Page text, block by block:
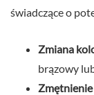
świadczące o
Zmiana
brązowy